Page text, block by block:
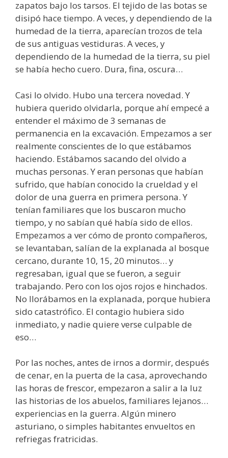
zapatos bajo los tarsos. El tejido de las botas se
disipó hace tiempo. A veces, y dependiendo de la
humedad de la tierra, aparecían trozos de tela
de sus antiguas vestiduras. A veces, y
dependiendo de la humedad de la tierra, su piel
se había hecho cuero. Dura, fina, oscura…
Casi lo olvido. Hubo una tercera novedad. Y
hubiera querido olvidarla, porque ahí empecé a
entender el máximo de 3 semanas de
permanencia en la excavación. Empezamos a ser
realmente conscientes de lo que estábamos
haciendo. Estábamos sacando del olvido a
muchas personas. Y eran personas que habían
sufrido, que habían conocido la crueldad y el
dolor de una guerra en primera persona. Y
tenían familiares que los buscaron mucho
tiempo, y no sabían qué había sido de ellos.
Empezamos a ver cómo de pronto compañeros,
se levantaban, salían de la explanada al bosque
cercano, durante 10, 15, 20 minutos… y
regresaban, igual que se fueron, a seguir
trabajando. Pero con los ojos rojos e hinchados.
No llorábamos en la explanada, porque hubiera
sido catastrófico. El contagio hubiera sido
inmediato, y nadie quiere verse culpable de
eso…
Por las noches, antes de irnos a dormir, después
de cenar, en la puerta de la casa, aprovechando
las horas de frescor, empezaron a salir a la luz
las historias de los abuelos, familiares lejanos…
experiencias en la guerra. Algún minero
asturiano, o simples habitantes envueltos en
refriegas fratricidas.